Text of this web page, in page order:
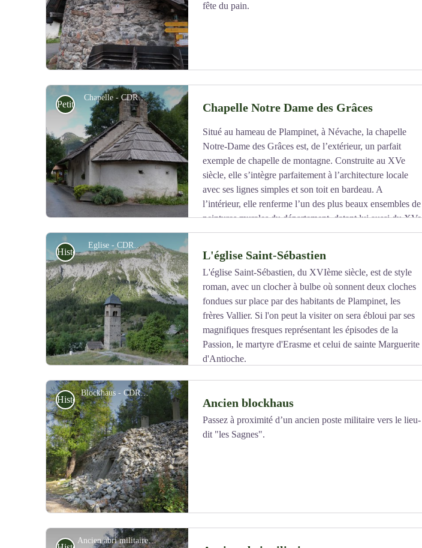
Voir l'image en plein écran
fête du pain.
Chapelle - CDRP05
Voir l'image en plein écran
Petit patrimoine Chapelle Notre Dame des Grâces
Situé au hameau de Plampinet, à Névache, la chapelle
Notre-Dame des Grâces est, de l’extérieur, un parfait
exemple de chapelle de montagne. Construite au XVe
siècle, elle s’intègre parfaitement à l’architecture locale
avec ses lignes simples et son toit en bardeau. A
l’intérieur, elle renferme l’un des plus beaux ensembles de
peintures murales du département, datant lui aussi du XVe
siècle.
Source : http://itinerance-alpine.fr
Eglise - CDRP05
Voir l'image en plein écran
Histoire L'église Saint-Sébastien
L'église Saint-Sébastien, du XVIème siècle, est de style
roman, avec un clocher à bulbe où sonnent deux cloches
fondues sur place par des habitants de Plampinet, les
frères Vallier. Si l'on peut la visiter on sera ébloui par ses
magnifiques fresques représentant les épisodes de la
Passion, le martyre d'Erasme et celui de sainte Marguerite
d'Antioche.
Blockhaus - CDRP05
Histoire Ancien blockhaus
Passez à proximité d’un ancien poste militaire vers le lieu-
dit "les Sagnes".
Ancien abri militaire - CDRP05